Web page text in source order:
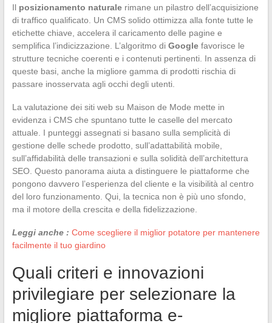
Il posizionamento naturalerimane un pilastro dell’acquisizione
di traffico qualificato. Un CMS solido ottimizza alla fonte tutte le
etichette chiave, accelera il caricamento delle pagine e
semplifica l’indicizzazione. L’algoritmo di Googlefavorisce le
strutture tecniche coerenti e i contenuti pertinenti. In assenza di
queste basi, anche la migliore gamma di prodotti rischia di
passare inosservata agli occhi degli utenti.
La valutazione dei siti web su Maison de Mode mette in
evidenza i CMS che spuntano tutte le caselle del mercato
attuale. I punteggi assegnati si basano sulla semplicità di
gestione delle schede prodotto, sull’adattabilità mobile,
sull’affidabilità delle transazioni e sulla solidità dell’architettura
SEO. Questo panorama aiuta a distinguere le piattaforme che
pongono davvero l’esperienza del cliente e la visibilità al centro
del loro funzionamento. Qui, la tecnica non è più uno sfondo,
ma il motore della crescita e della fidelizzazione.
Leggi anche : Come scegliere il miglior potatore per mantenere
facilmente il tuo giardino
Quali criteri e innovazioni
privilegiare per selezionare la
migliore piattaforma e-